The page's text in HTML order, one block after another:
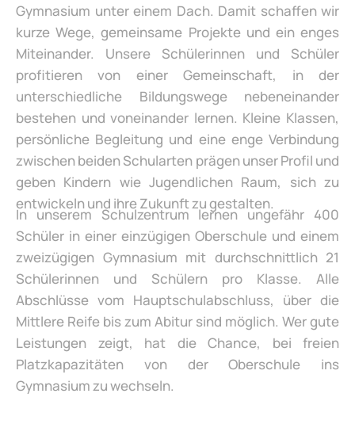
Gymnasium unter einem Dach. Damit schaffen wir
kurze Wege, gemeinsame Projekte und ein enges
Miteinander. Unsere Schülerinnen und Schüler
profitieren von einer Gemeinschaft, in der
unterschiedliche Bildungswege nebeneinander
bestehen und voneinander lernen. Kleine Klassen,
persönliche Begleitung und eine enge Verbindung
zwischen beiden Schularten prägen unser Profil und
geben Kindern wie Jugendlichen Raum, sich zu
entwickeln und ihre Zukunft zu gestalten.
In unserem Schulzentrum lernen ungefähr 400
Schüler in einer einzügigen Oberschule und einem
zweizügigen Gymnasium mit durchschnittlich 21
Schülerinnen und Schülern pro Klasse. Alle
Abschlüsse vom Hauptschulabschluss, über die
Mittlere Reife bis zum Abitur sind möglich. Wer gute
Leistungen zeigt, hat die Chance, bei freien
Platzkapazitäten von der Oberschule ins
Gymnasium zu wechseln.